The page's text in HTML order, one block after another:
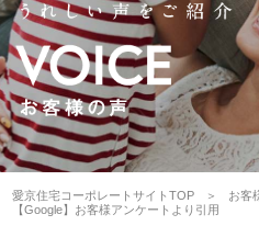
愛京住宅コーポレートサイトTOP
お客
【Google】お客様アンケートより引用